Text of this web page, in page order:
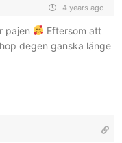
4 years ago
pajen
Eftersom att
degen ganska länge